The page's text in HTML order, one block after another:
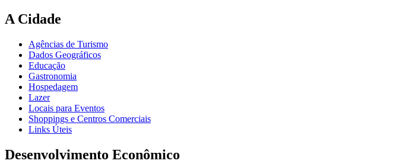
A Cidade
Agências de Turismo
Dados Geográficos
Educação
Gastronomia
Hospedagem
Lazer
Locais para Eventos
Shoppings e Centros Comerciais
Links Úteis
Desenvolvimento Econômico